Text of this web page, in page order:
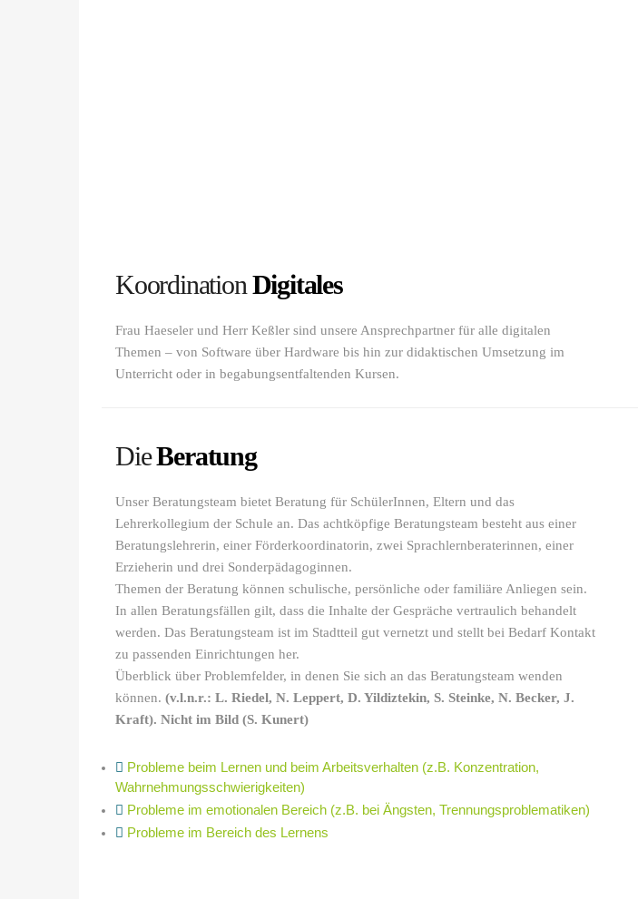
Koordination Digitales
Frau Haeseler und Herr Keßler sind unsere Ansprechpartner für alle digitalen
Themen – von Software über Hardware bis hin zur didaktischen Umsetzung im
Unterricht oder in begabungsentfaltenden Kursen.
DieBeratung
Unser Beratungsteam bietet Beratung für SchülerInnen, Eltern und das
Lehrerkollegium der Schule an. Das achtköpfige Beratungsteam besteht aus einer
Beratungslehrerin, einer Förderkoordinatorin, zwei Sprachlernberaterinnen, einer
Erzieherin und drei Sonderpädagoginnen.
Themen der Beratung können schulische, persönliche oder familiäre Anliegen sein.
In allen Beratungsfällen gilt, dass die Inhalte der Gespräche vertraulich behandelt
werden. Das Beratungsteam ist im Stadtteil gut vernetzt und stellt bei Bedarf Kontakt
zu passenden Einrichtungen her.
Überblick über Problemfelder, in denen Sie sich an das Beratungsteam wenden
können. (v.l.n.r.: L. Riedel, N. Leppert, D. Yildiztekin, S. Steinke, N. Becker, J.
Kraft). Nicht im Bild (S. Kunert)
Probleme beim Lernen und beim Arbeitsverhalten (z.B. Konzentration,
Wahrnehmungsschwierigkeiten)
Probleme im emotionalen Bereich (z.B. bei Ängsten, Trennungsproblematiken)
Probleme im Bereich des Lernens
Adresse:
Osdorfer Weg 24
22607 Hamburg